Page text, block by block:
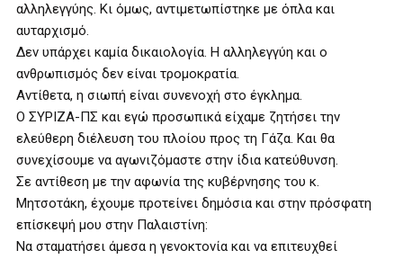
αλληλεγγύης. Κι όμως, αντιμετωπίστηκε με όπλα και
αυταρχισμό.
Δεν υπάρχει καμία δικαιολογία. Η αλληλεγγύη και ο
ανθρωπισμός δεν είναι τρομοκρατία.
Αντίθετα, η σιωπή είναι συνενοχή στο έγκλημα.
Ο ΣΥΡΙΖΑ-ΠΣ και εγώ προσωπικά είχαμε ζητήσει την
ελεύθερη διέλευση του πλοίου προς τη Γάζα. Και θα
συνεχίσουμε να αγωνιζόμαστε στην ίδια κατεύθυνση.
Σε αντίθεση με την αφωνία της κυβέρνησης του κ.
Μητσοτάκη, έχουμε προτείνει δημόσια και στην πρόσφατη
επίσκεψή μου στην Παλαιστίνη:
Να σταματήσει άμεσα η γενοκτονία και να επιτευχθεί